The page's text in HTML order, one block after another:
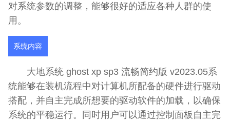
对系统参数的调整，能够很好的适应各种人群的使
用。
系统内容
大地系统 ghost xp sp3 流畅简约版 v2023.05系
统能够在装机流程中对计算机所配备的硬件进行驱动
搭配，并自主完成所想要的驱动软件的加载，以确保
系统的平稳运行。同时用户可以通过控制面板自主完